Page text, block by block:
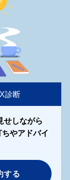
診断
せしながら
やアドバイ
する